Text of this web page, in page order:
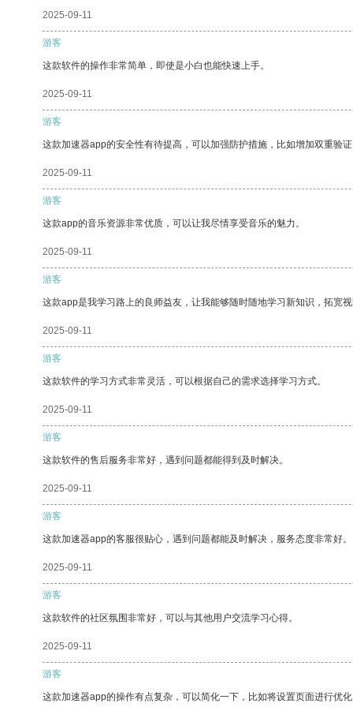
2025-09-11
游客
这款软件的操作非常简单，即使是小白也能快速上手。
2025-09-11
游客
这款加速器app的安全性有待提高，可以加强防护措施，比如增加双重验
2025-09-11
游客
这款app的音乐资源非常优质，可以让我尽情享受音乐的魅力。
2025-09-11
游客
这款app是我学习路上的良师益友，让我能够随时随地学习新知识，拓宽
2025-09-11
游客
这款软件的学习方式非常灵活，可以根据自己的需求选择学习方式。
2025-09-11
游客
这款软件的售后服务非常好，遇到问题都能得到及时解决。
2025-09-11
游客
这款加速器app的客服很贴心，遇到问题都能及时解决，服务态度非常好。
2025-09-11
游客
这款软件的社区氛围非常好，可以与其他用户交流学习心得。
2025-09-11
游客
这款加速器app的操作有点复杂，可以简化一下，比如将设置页面进行优